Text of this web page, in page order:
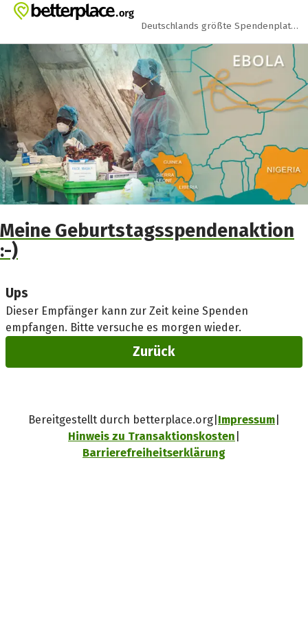
Zum Hauptinhalt springen
Erklärung zur Barrierefreiheit anzeigen
Deutschlands größte Spendenplattform
Meine Geburtstagsspendenaktion
:-)
Ups
Dieser Empfänger kann zur Zeit keine Spenden
empfangen. Bitte versuche es morgen wieder.
Zurück
Bereitgestellt durch betterplace.org Impressum
Hinweis zu Transaktionskosten
Barrierefreiheitserklärung